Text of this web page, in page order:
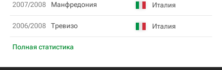
Полная статистика
2007/2008 Манфредония Италия
2006/2008 Тревизо Италия